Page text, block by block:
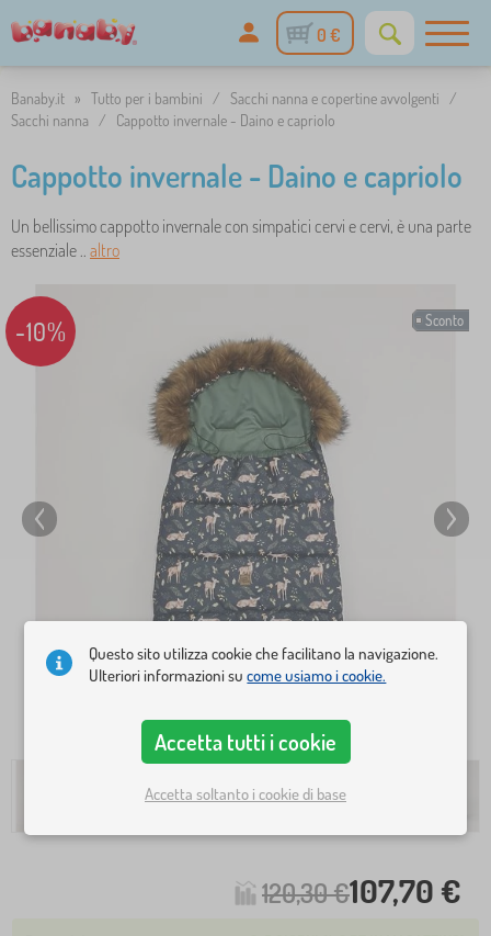
0 €
Banaby.it » Tutto per i bambini / Sacchi nanna e copertine avvolgenti
/
Sacchi nanna
/ Cappotto invernale - Daino e capriolo
Cappotto invernale - Daino e capriolo
Un bellissimo cappotto invernale con simpatici cervi e cervi, è una parte
essenziale .. altro
Sconto
-10%
120,30 €107,70 €
Questo sito utilizza cookie che facilitano la navigazione.
Ulteriori informazioni sucome usiamo i cookie.
Accetta tutti i cookie
Accetta soltanto i cookie di base